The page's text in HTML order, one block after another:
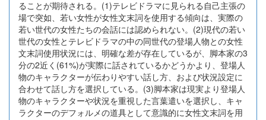
ることが期待される。(1)テレビドラマに見られる自己主張の
場で突如、若い女性が女性文末詞を使用する傾向は、実際の
若い世代の女性たちの会話には認められない。(2)現代の若い
世代の女性とテレビドラマの中の同世代の登場人物との女性
文末詞使用状況には、明確な差が存在しているが、脚本家の3
分の2近く(61%)が実際に話されているかどうかより、登場人
物のキャラクターが伝わりやすい話し方、および状況設定に
合わせて話し方を選択している。(3)脚本家は現実より登場人
物のキャラクターや状況を重視した言葉遣いを選択し、キャ
ラクターのデフォルメの道具として意識的に女性文末詞を用